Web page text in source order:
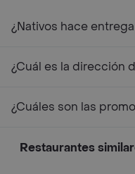
¿Nativos hace
¿Cuál es la dirección
¿Cuáles son las
Restaurantes